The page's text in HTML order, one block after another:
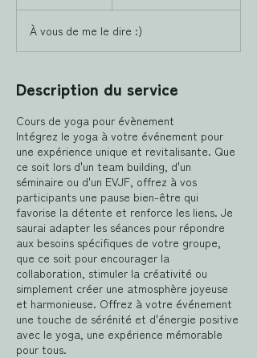
À vous de me le dire :)
Description du service
Cours de yoga pour évènement
Intégrez le yoga à votre événement pour
une expérience unique et revitalisante. Que
ce soit lors d'un team building, d'un
séminaire ou d'un EVJF, offrez à vos
participants une pause bien-être qui
favorise la détente et renforce les liens. Je
saurai adapter les séances pour répondre
aux besoins spécifiques de votre groupe,
que ce soit pour encourager la
collaboration, stimuler la créativité ou
simplement créer une atmosphère joyeuse
et harmonieuse. Offrez à votre événement
une touche de sérénité et d'énergie positive
avec le yoga, une expérience mémorable
pour tous.